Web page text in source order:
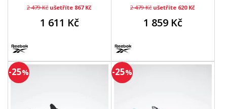
2 479 Kč ušetříte 867 Kč
1 611 Kč
2 479 Kč ušetříte 620 Kč
1 859 Kč
-25% -25%